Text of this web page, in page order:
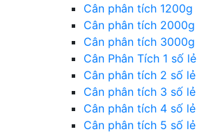
Cân phân tích 1200g
Cân phân tích 2000g
Cân phân tích 3000g
Cân Phân Tích 1 số lẻ
Cân phân tích 2 số lẻ
Cân phân tích 3 số lẻ
Cân phân tích 4 số lẻ
Cân phân tích 5 số lẻ